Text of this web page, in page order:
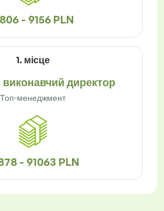
- 9156 PLN
1. місце
директор
Топ-менеджмент
- 91063 PLN